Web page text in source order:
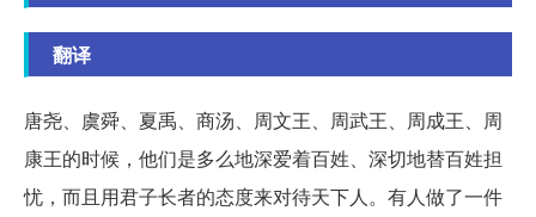
翻译
唐尧、虞舜、夏禹、商汤、周文王、周武王、周成王、周
康王的时候，他们是多么地深爱着百姓、深切地替百姓担
忧，而且用君子长者的态度来对待天下人。有人做了一件